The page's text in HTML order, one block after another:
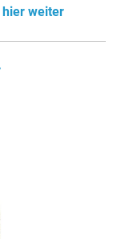
hier weiter